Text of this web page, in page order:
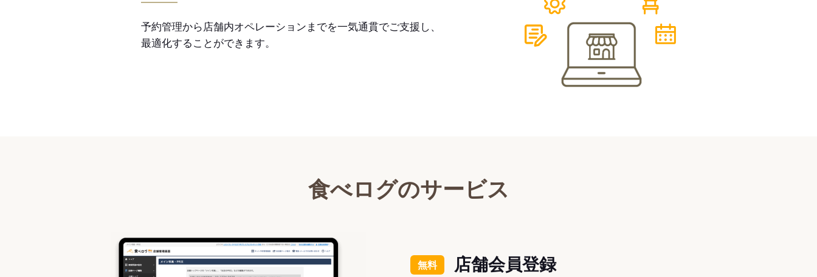
予約管理から店舗内オペレーションまでを一気通貫でご支援し、
最適化することができます。
食べログのサービス
無料 店舗会員登録